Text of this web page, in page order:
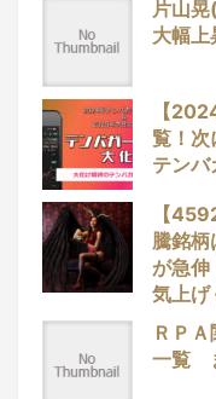
片山
大幅
【
覧！
テンバ
【
騰銘
が急
気上げ
ＲＰ
一覧